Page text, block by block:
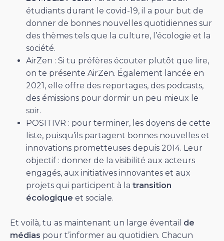
étudiants durant le covid-19, il a pour but de
donner de bonnes nouvelles quotidiennes sur
des thèmes tels que la culture, l’écologie et la
société.
AirZen : Si tu préfères écouter plutôt que lire,
on te présente AirZen. Également lancée en
2021, elle offre des reportages, des podcasts,
des émissions pour dormir un peu mieux le
soir.
POSITIVR : pour terminer, les doyens de cette
liste, puisqu’ils partagent bonnes nouvelles et
innovations prometteuses depuis 2014. Leur
objectif : donner de la visibilité aux acteurs
engagés, aux initiatives innovantes et aux
projets qui participent à la transition
écologique et sociale.
Et voilà, tu as maintenant un large éventail de
médias pour t’informer au quotidien. Chacun